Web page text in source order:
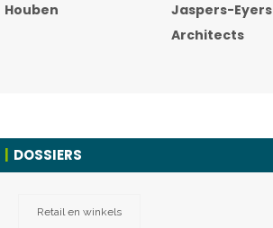
Houben
Jaspers-Eyers
Architects
DOSSIERS
Retail en winkels